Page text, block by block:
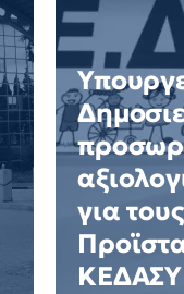
για τους
ΚΕΔΑΣΥ